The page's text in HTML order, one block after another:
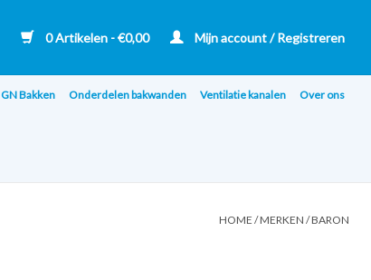
0 Artikelen - €0,00 Mijn account / Registreren
GN Bakken Onderdelen bakwanden Ventilatie kanalen Over ons
HOME /MERKEN /BARON